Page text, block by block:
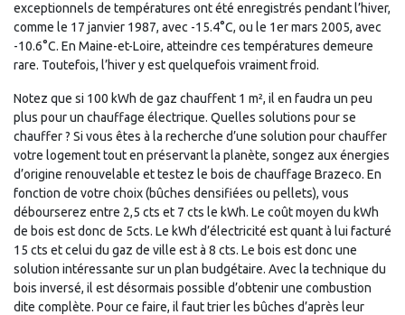
exceptionnels de températures ont été enregistrés pendant l’hiver,
comme le 17 janvier 1987, avec -15.4°C, ou le 1er mars 2005, avec
-10.6°C. En Maine-et-Loire, atteindre ces températures demeure
rare. Toutefois, l’hiver y est quelquefois vraiment froid.
Notez que si 100 kWh de gaz chauffent 1 m², il en faudra un peu
plus pour un chauffage électrique. Quelles solutions pour se
chauffer ? Si vous êtes à la recherche d’une solution pour chauffer
votre logement tout en préservant la planète, songez aux énergies
d’origine renouvelable et testez le bois de chauffage Brazeco. En
fonction de votre choix (bûches densifiées ou pellets), vous
débourserez entre 2,5 cts et 7 cts le kWh. Le coût moyen du kWh
de bois est donc de 5cts. Le kWh d’électricité est quant à lui facturé
15 cts et celui du gaz de ville est à 8 cts. Le bois est donc une
solution intéressante sur un plan budgétaire. Avec la technique du
bois inversé, il est désormais possible d’obtenir une combustion
dite complète. Pour ce faire, il faut trier les bûches d’après leur